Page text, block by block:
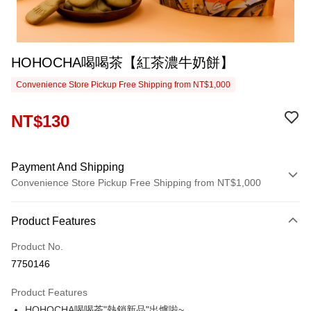
HOHOCHA喝喝茶【紅茶濃牛奶餅】
Convenience Store Pickup Free Shipping from NT$1,000
NT$130
Payment And Shipping
Convenience Store Pickup Free Shipping from NT$1,000
Credit Card (Full Payment)
Convenience Store Pickup and Pay
Product Features
Product No.
7750146
Product Features